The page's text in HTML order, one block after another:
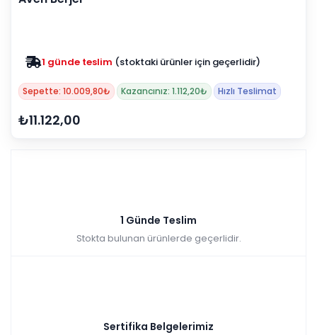
1 günde teslim (stoktaki ürünler için geçerlidir)
Sepette: 10.009,80₺ Kazancınız: 1.112,20₺ Hızlı Teslimat
₺11.122,00
1 Günde Teslim
Stokta bulunan ürünlerde geçerlidir.
Sertifika Belgelerimiz